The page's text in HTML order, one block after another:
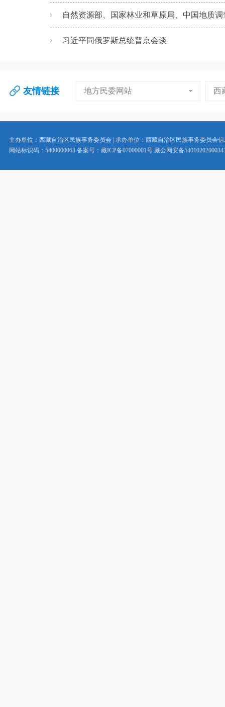
自然资源部、国家林业和草原局、中国地质
习近平同俄罗斯总统普京会谈
友情链接 地方民委网站 西
主办单位：西藏自治区民族事务委员会 | 承办单位：西藏自治区民族事务委员会
网站标识码：5400000063 备案号：藏ICP备07000001号 藏公网安备